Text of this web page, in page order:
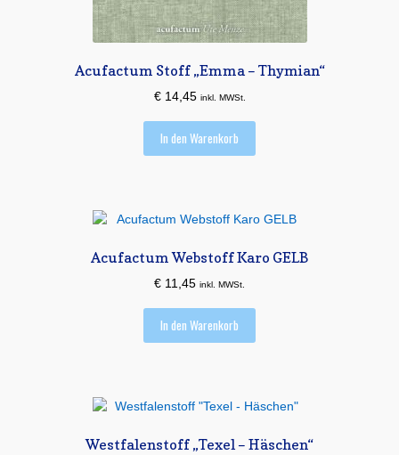
Acufactum Stoff „Emma – Thymian“
€14,45 inkl. MWSt.
In den Warenkorb
Acufactum Webstoff Karo GELB
€ 11,45 inkl. MWSt.
In den Warenkorb
Westfalenstoff „Texel – Häschen“